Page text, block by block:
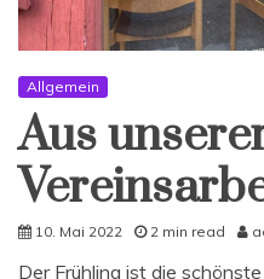
Allgemein
Aus
10. Mai 2022 2 min read
Der Frühling ist die